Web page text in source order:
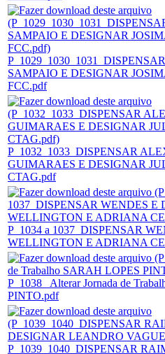
SAMPAIO E DESIGNAR
FCC.pdf
P_1032_1033_DISPENSAR
GUIMARAES E DESIGNAR
CTAG.pdf
P_1034 a 1037_DISPENSAR
WELLINGTON E ADRIANA
P_1038_ Alterar Jornada de
PINTO.pdf
P_1039_1040_DISPENSAR